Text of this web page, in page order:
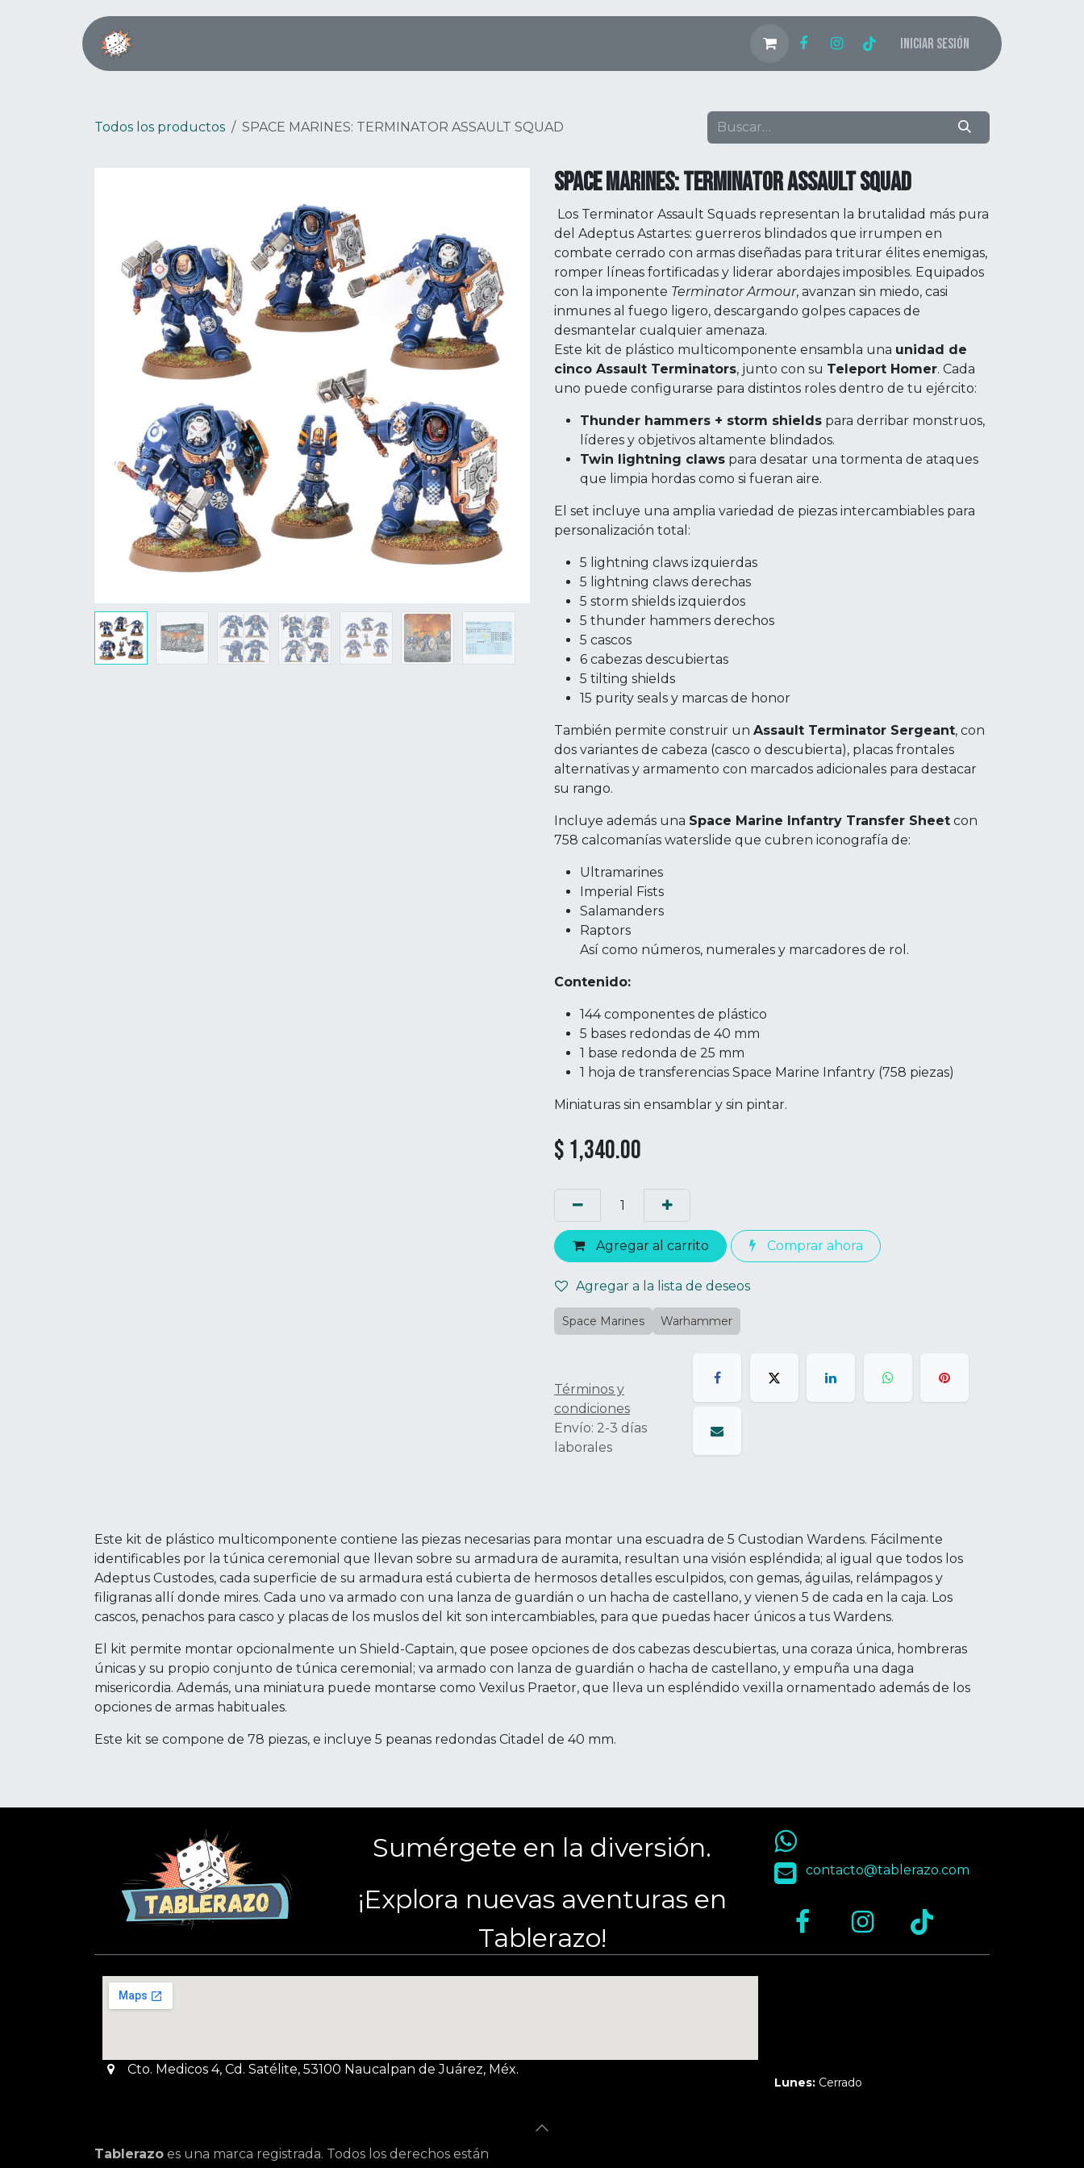
Iniciar sesión
Todos los productos SPACE MARINES: TERMINATOR ASSAULT SQUAD
SPACE MARINES: TERMINATOR ASSAULT SQUAD
Los Terminator Assault Squads representan la brutalidad más pura
del Adeptus Astartes: guerreros blindados que irrumpen en
combate cerrado con armas diseñadas para triturar élites enemigas,
romper líneas fortificadas y liderar abordajes imposibles. Equipados
con la imponente Terminator Armour, avanzan sin miedo, casi
inmunes al fuego ligero, descargando golpes capaces de
desmantelar cualquier amenaza.
Este kit de plástico multicomponente ensambla una unidad de
cinco Assault Terminators, junto con su Teleport Homer. Cada
uno puede configurarse para distintos roles dentro de tu ejército:
Thunder hammers + storm shields para derribar monstruos,
líderes y objetivos altamente blindados.
Twin lightning claws para desatar una tormenta de ataques
que limpia hordas como si fueran aire.
El set incluye una amplia variedad de piezas intercambiables para
personalización total:
5 lightning claws izquierdas
5 lightning claws derechas
5 storm shields izquierdos
5 thunder hammers derechos
5 cascos
6 cabezas descubiertas
5 tilting shields
15 purity seals y marcas de honor
También permite construir un Assault Terminator Sergeant, con
dos variantes de cabeza (casco o descubierta), placas frontales
alternativas y armamento con marcados adicionales para destacar
su rango.
Incluye además una Space Marine Infantry Transfer Sheet con
758 calcomanías waterslide que cubren iconografía de:
Ultramarines
Imperial Fists
Salamanders
Raptors
Así como números, numerales y marcadores de rol.
Contenido:
144 componentes de plástico
5 bases redondas de 40 mm
1 base redonda de 25 mm
1 hoja de transferencias Space Marine Infantry (758 piezas)
Miniaturas sin ensamblar y sin pintar.
$ 1,340.00
Agregar al carrito Comprar ahora
Agregar a la lista de deseos
Space Marines Warhammer
Términos y
condiciones
Envío: 2-3 días
laborales
Este kit de plástico multicomponente contiene las piezas necesarias para montar una escuadra de 5 Custodian Wardens. Fácilmente
identificables por la túnica ceremonial que llevan sobre su armadura de auramita, resultan una visión espléndida; al igual que todos los
Adeptus Custodes, cada superficie de su armadura está cubierta de hermosos detalles esculpidos, con gemas, águilas, relámpagos y
filigranas allí donde mires. Cada uno va armado con una lanza de guardián o un hacha de castellano, y vienen 5 de cada en la caja. Los
cascos, penachos para casco y placas de los muslos del kit son intercambiables, para que puedas hacer únicos a tus Wardens.
El kit permite montar opcionalmente un Shield-Captain, que posee opciones de dos cabezas descubiertas, una coraza única, hombreras
únicas y su propio conjunto de túnica ceremonial; va armado con lanza de guardián o hacha de castellano, y empuña una daga
misericordia. Además, una miniatura puede montarse como Vexilus Praetor, que lleva un espléndido vexilla ornamentado además de los
opciones de armas habituales.
Este kit se compone de 78 piezas, e incluye 5 peanas redondas Citadel de 40 mm.
Sumérgete en la diversión.
¡Explora nuevas aventuras en
Tablerazo!
55 9563 4848
contacto@tablerazo.com
Cto. Medicos 4, Cd. Satélite, 53100 Naucalpan de Juárez, Méx.
Lunes:Cerrado
Tablerazo es una marca registrada. Todos los derechos están